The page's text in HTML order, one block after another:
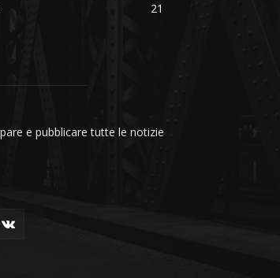
21
e pubblicare tutte le notizie